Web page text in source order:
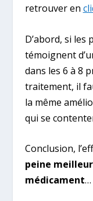
retrouver en
D’abord, si
témoignent
dans les 6 à 8
traitement, il
la même
qui se
Conclusion,
peine
médicament…